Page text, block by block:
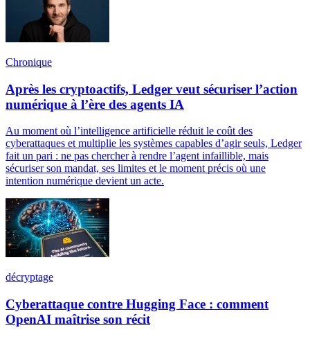
Chronique
Après les cryptoactifs, Ledger veut sécuriser l’action
numérique à l’ère des agents IA
Au moment où l’intelligence artificielle réduit le coût des
cyberattaques et multiplie les systèmes capables d’agir seuls, Ledger
fait un pari : ne pas chercher à rendre l’agent infaillible, mais
sécuriser son mandat, ses limites et le moment précis où une
intention numérique devient un acte.
décryptage
Cyberattaque contre Hugging Face : comment
OpenAI maîtrise son récit